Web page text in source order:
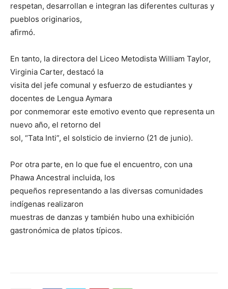
respetan, desarrollan e integran las diferentes culturas y
pueblos originarios,
afirmó.
En tanto, la directora del Liceo Metodista William Taylor,
Virginia Carter, destacó la
visita del jefe comunal y esfuerzo de estudiantes y
docentes de Lengua Aymara
por conmemorar este emotivo evento que representa un
nuevo año, el retorno del
sol, “Tata Inti”, el solsticio de invierno (21 de junio).
Por otra parte, en lo que fue el encuentro, con una
Phawa Ancestral incluida, los
pequeños representando a las diversas comunidades
indígenas realizaron
muestras de danzas y también hubo una exhibición
gastronómica de platos típicos.